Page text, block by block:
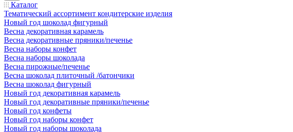
Каталог
Тематический ассортимент кондитерские изделия
Новый год шоколад фигурный
Весна декоративная карамель
Весна декоративные пряники/печенье
Весна наборы конфет
Весна наборы шоколада
Весна пирожные/печенье
Весна шоколад плиточный /батончики
Весна шоколад фигурный
Новый год декоративная карамель
Новый год декоративные пряники/печенье
Новый год конфеты
Новый год наборы конфет
Новый год наборы шоколада